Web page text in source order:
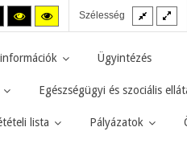
mód.
Magas
kontraszt
mód.
Magas
kontraszt
mód.
Szélesség
Fix
Ügyintézés
Egészségügyi és szociális
lista Pályázatok